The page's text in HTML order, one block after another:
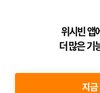
Venture Enterprise위시빈 앱
더 많은 기
지